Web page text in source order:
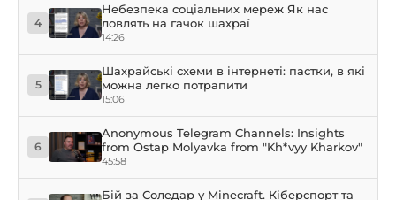
4
Небезпека соціальних мереж Як нас
ловлять на гачок шахраї
14:26
5
Шахрайські схеми в інтернеті: пастки, в які
можна легко потрапити
15:06
6
Anonymous Telegram Channels: Insights
from Ostap Molyavka from "Kh*vyy Kharkov"
45:58
Бій за Соледар у Minecraft. Кіберспорт та